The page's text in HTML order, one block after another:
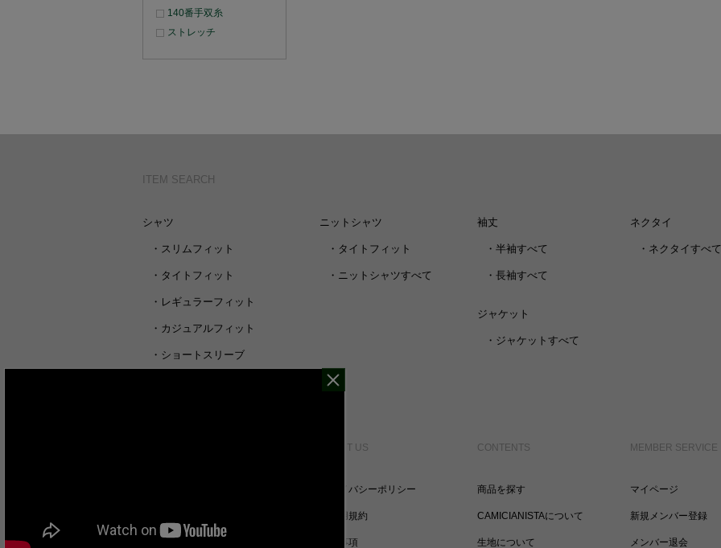
140番手双糸
ストレッチ
ITEM SEARCH
シャツ
・ スリムフィット
・ タイトフィット
・ レギュラーフィット
・ カジュアルフィット
・ ショートスリーブ
ニットシャツ
・ タイトフィット
・ ニットシャツすべて
袖丈
・ 半袖すべて
・ 長袖すべて
ジャケット
・ ジャケットすべて
ネクタイ
・ ネクタイすべて
ABOUT US
プライバシーポリシー
ご利用規約
免責事項
CONTENTS
商品を探す
CAMICIANISTAについて
生地について
MEMBER SERVICE
マイページ
新規メンバー登録
メンバー退会